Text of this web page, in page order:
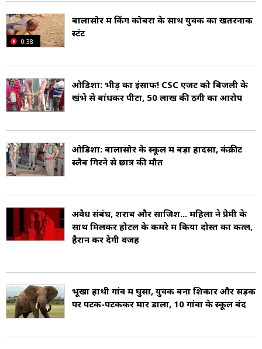
महा शिवरात्रि शहर के कुछ लोकप्रिय त्योहार हैं. दुर्गा पूजा
के दौरान अखाड़ा कला महोत्सव बालासोर की एक अनूठी
बालासोर की आधिकारिक भाषा ओडिया (Odia) है जो
शहर की सबसे अधिक बोली जाती है. यहां बांग्ला, संताली
और हिंदी भी बोली जाती है (Languages of
Balasore).
और पर्यटन (Economy of Balasore).
0:38
बालासोर में किंग कोबरा के साथ युवक का खतरनाक
स्टंट
ओडिशा: भीड़ का इंसाफ! CSC एजेंट को बिजली के
खंभे से बांधकर पीटा, 50 लाख की ठगी का आरोप
ओडिशा: बालासोर के स्कूल में बड़ा हादसा, कंक्रीट
स्लैब गिरने से छात्र की मौत
अवैध संबंध, शराब और साजिश... महिला ने प्रेमी के
साथ मिलकर होटल के कमरे में किया दोस्त का कत्ल,
हैरान कर देगी वजह
भूखा हाथी गांव में घुसा, युवक बना शिकार और सड़क
पर पटक-पटककर मार डाला, 10 गांवों के स्कूल बंद